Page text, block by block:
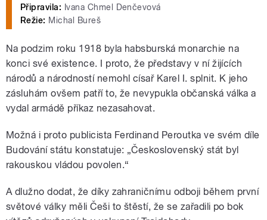
Připravila: Ivana Chmel Denčevová
Režie: Michal Bureš
Na podzim roku 1918 byla habsburská monarchie na
konci své existence. I proto, že představy v ní žijících
národů a národností nemohl císař Karel I. splnit. K jeho
zásluhám ovšem patří to, že nevypukla občanská válka a
vydal armádě příkaz nezasahovat.
Možná i proto publicista Ferdinand Peroutka ve svém díle
Budování státu konstatuje: „Československý stát byl
rakouskou vládou povolen.“
A dlužno dodat, že díky zahraničnímu odboji během první
světové války měli Češi to štěstí, že se zařadili po bok